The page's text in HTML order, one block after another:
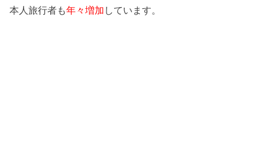
本人旅行者も年々増加 しています。